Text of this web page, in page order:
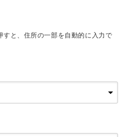
すと、住所の一部を自動的に入力で